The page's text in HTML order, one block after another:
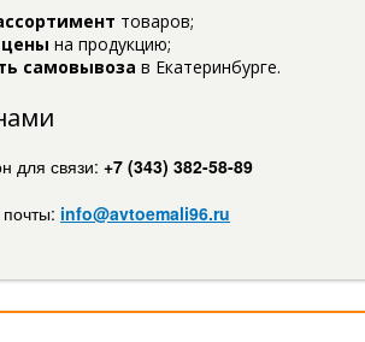
товаров;
на продукцию;
самовывоза в Екатеринбурге.
для связи: +7 (343) 382-58-89
info@avtoemali96.ru